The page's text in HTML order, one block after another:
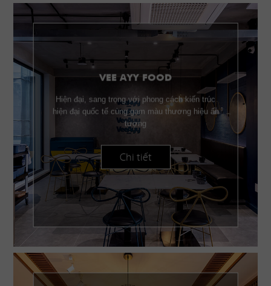
VEE AYY FOOD
Hiện đại, sang trọng với phong cách kiến trúc
hiện đại quốc tế cùng gam màu thương hiệu ấn
tượng
Chi tiết